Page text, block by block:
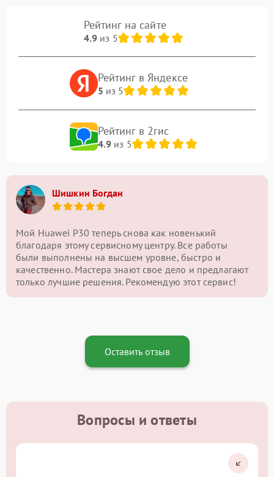
Рейтинг на сайте
4.9из 5
Рейтинг в Яндексе
5 из 5
Рейтинг в 2гис
4.9из 5
Шишкин Богдан
Мой Huawei P30 теперь снова как новенький
благодаря этому сервисному центру. Все работы
были выполнены на высшем уровне, быстро и
качественно. Мастера знают свое дело и предлагают
только лучшие решения. Рекомендую этот сервис!
Оставить отзыв
Вопросы и ответы